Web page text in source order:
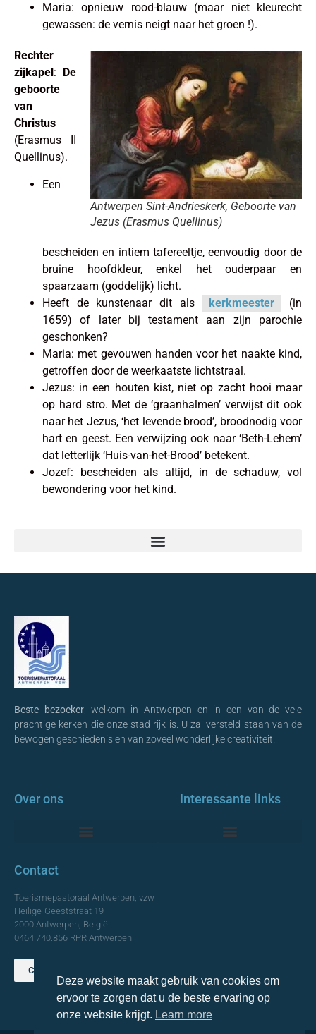
Maria: opnieuw rood-blauw (maar niet kleurecht
gewassen: de vernis neigt naar het groen !).
Antwerpen Sint-Andrieskerk, Geboorte van
Jezus (Erasmus Quellinus)
Rechter
zijkapel :
De
geboorte
van
Christus
(Erasmus II
Quellinus).
Een
bescheiden en intiem tafereeltje, eenvoudig door de
bruine hoofdkleur, enkel het ouderpaar en
spaarzaam (goddelijk) licht.
Heeft de kunstenaar dit als
kerkmeester
(in
1659) of later bij testament aan zijn parochie
geschonken?
Maria: met gevouwen handen voor het naakte kind,
getroffen door de weerkaatste lichtstraal.
Jezus: in een houten kist, niet op zacht hooi maar
op hard stro. Met de ‘graanhalmen’ verwijst dit ook
naar het Jezus, ‘het levende brood’, broodnodig voor
hart en geest. Een verwijzing ook naar ‘Beth-Lehem’
dat letterlijk ‘Huis-van-het-Brood’ betekent.
Jozef: bescheiden als altijd, in de schaduw, vol
bewondering voor het kind.
Beste bezoeker, welkom in Antwerpen en in een van de vele
prachtige kerken die onze stad rijk is. U zal versteld staan van de
bewogen geschiedenis en van zoveel wonderlijke creativiteit.
Over ons Interessante links
Contact
Toerismepastoraal Antwerpen, vzw
Heilige-Geeststraat 19
2000 Antwerpen, België
0464.740.856 RPR Antwerpen
Contact opnemen
Deze website maakt gebruik van cookies om
ervoor te zorgen dat u de beste ervaring op
onze website krijgt. Learn more